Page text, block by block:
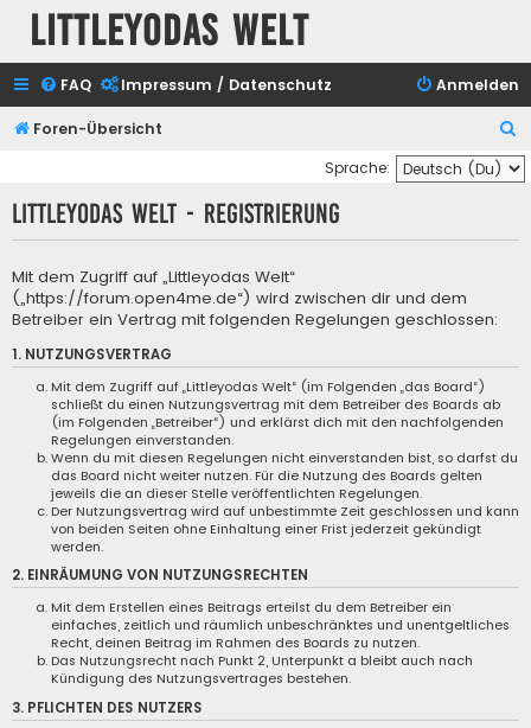
Littleyodas Welt
FAQ Impressum / Datenschutz Anmelden
Foren-Übersicht
u
c
Sprache:
Littleyodas Welt - Registrierung
Mit dem Zugriff auf „Littleyodas Welt“
(„https://forum.open4me.de“) wird zwischen dir und dem
Betreiber ein Vertrag mit folgenden Regelungen geschlossen:
1. NUTZUNGSVERTRAG
Mit dem Zugriff auf „Littleyodas Welt“ (im Folgenden „das Board“)
schließt du einen Nutzungsvertrag mit dem Betreiber des Boards ab
(im Folgenden „Betreiber“) und erklärst dich mit den nachfolgenden
Regelungen einverstanden.
Wenn du mit diesen Regelungen nicht einverstanden bist, so darfst du
das Board nicht weiter nutzen. Für die Nutzung des Boards gelten
jeweils die an dieser Stelle veröffentlichten Regelungen.
Der Nutzungsvertrag wird auf unbestimmte Zeit geschlossen und kann
von beiden Seiten ohne Einhaltung einer Frist jederzeit gekündigt
werden.
2. EINRÄUMUNG VON NUTZUNGSRECHTEN
Mit dem Erstellen eines Beitrags erteilst du dem Betreiber ein
einfaches, zeitlich und räumlich unbeschränktes und unentgeltliches
Recht, deinen Beitrag im Rahmen des Boards zu nutzen.
Das Nutzungsrecht nach Punkt 2, Unterpunkt a bleibt auch nach
Kündigung des Nutzungsvertrages bestehen.
3. PFLICHTEN DES NUTZERS